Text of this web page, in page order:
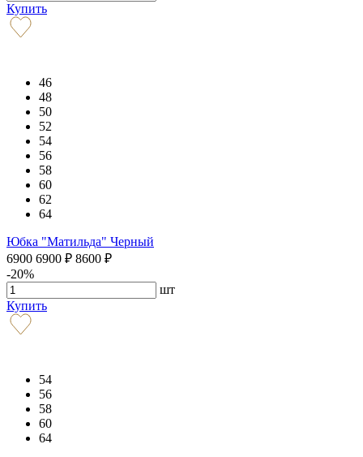
Купить
46
48
50
52
54
56
58
60
62
64
Юбка "Матильда" Черный
6900 6900 ₽ 8600 ₽
-20%
шт
Купить
54
56
58
60
64